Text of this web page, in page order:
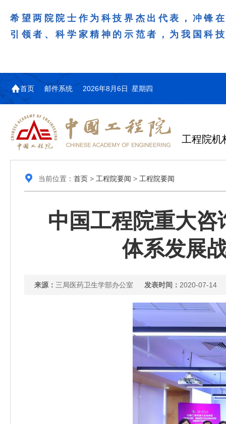
希望两院院士作为科技界杰出代表，冲锋
引领者、科学家精神的示范者，为我国科
首页 邮件系统 2026年8月6日 星期四
工程院机
当前位置： 首页> 工程院要闻 > 工程院要闻
中国工程院重大咨
体系发展
来源： 三局医药卫生学部办公室 发表时间： 2020-07-14